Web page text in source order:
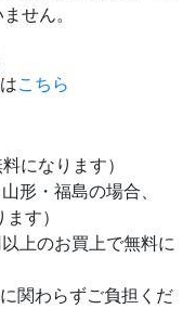
せん。
こちら
になります）
形・福島の場合、
す）
上のお買上で無料に
関わらずご負担くだ